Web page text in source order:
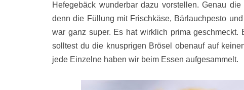
Hefegebäck wunderbar dazu vorstellen. Genau
denn die Füllung mit Frischkäse, Bärlauchpesto
war ganz super. Es hat wirklich prima geschmeckt.
solltest du die knusprigen Brösel obenauf auf
jede Einzelne haben wir beim Essen aufgesammelt.